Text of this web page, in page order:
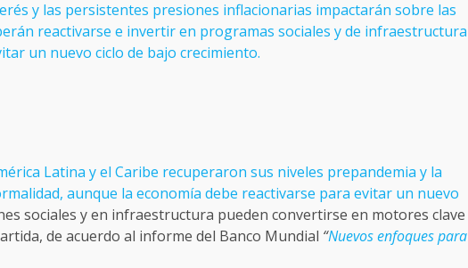
y las persistentes presiones inflacionarias impactarán sobre las
reactivarse e invertir en programas sociales y de infraestructura
un nuevo ciclo de bajo crecimiento.
Latina y el Caribe recuperaron sus niveles prepandemia y la
aunque la economía debe reactivarse para evitar un nuevo
sociales y en infraestructura pueden convertirse en motores clave
de acuerdo al informe del Banco Mundial “Nuevos enfoques para